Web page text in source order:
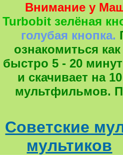
Внимание у
Turbobit зелёная
голубая кнопка.
ознакомиться
быстро 5 - 20
и скачивает на
мультфильмов.
Советские
мультиков